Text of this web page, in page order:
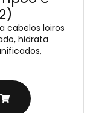
cabelos loiros
hidrata